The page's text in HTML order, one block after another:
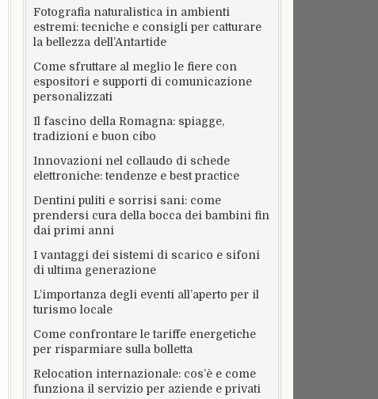
Fotografia naturalistica in ambienti
estremi: tecniche e consigli per catturare
la bellezza dell’Antartide
Come sfruttare al meglio le fiere con
espositori e supporti di comunicazione
personalizzati
Il fascino della Romagna: spiagge,
tradizioni e buon cibo
Innovazioni nel collaudo di schede
elettroniche: tendenze e best practice
Dentini puliti e sorrisi sani: come
prendersi cura della bocca dei bambini fin
dai primi anni
I vantaggi dei sistemi di scarico e sifoni
di ultima generazione
L’importanza degli eventi all’aperto per il
turismo locale
Come confrontare le tariffe energetiche
per risparmiare sulla bolletta
Relocation internazionale: cos’è e come
funziona il servizio per aziende e privati